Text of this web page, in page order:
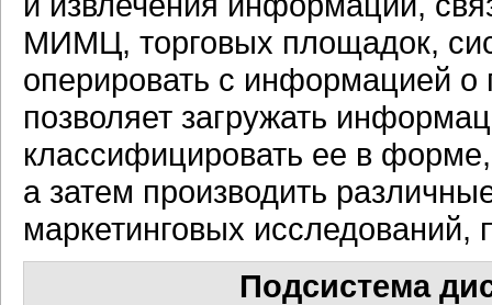
МИМЦ, торговых площадок,
оперировать с информацией о
позволяет загружать
классифицировать ее в
а затем производить
маркетинговых исследований,
Подсистема